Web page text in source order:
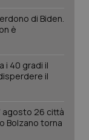
di Biden.
è
i 40 gradi il
il
agosto 26 città
Bolzano torna